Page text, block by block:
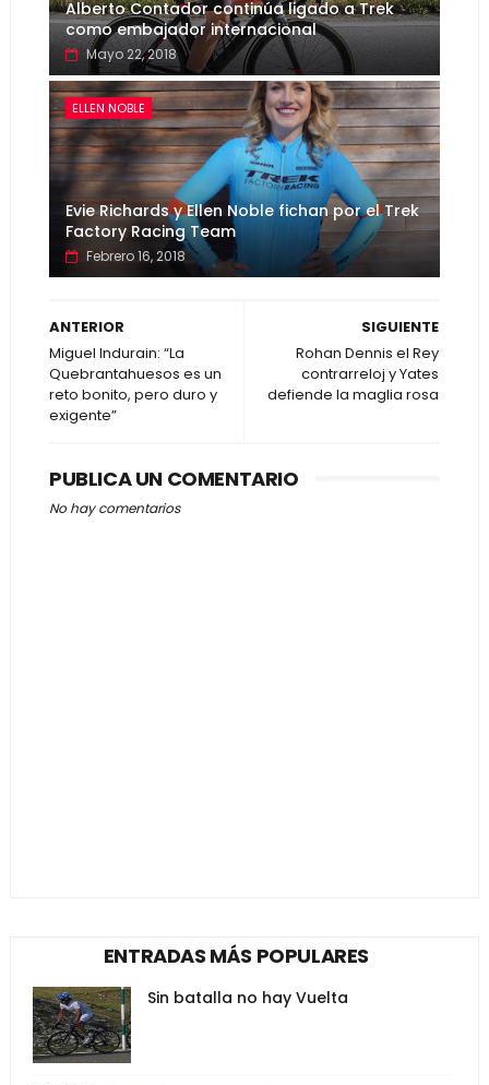
Alberto Contador continúa ligado a Trek
como embajador internacional
Mayo 22, 2018
ELLEN NOBLE
Evie Richards y Ellen Noble fichan por el Trek
Factory Racing Team
Febrero 16, 2018
SIGUIENTE
Rohan Dennis el Rey
contrarreloj y Yates
defiende la maglia rosa
ANTERIOR
Miguel Indurain: “La
Quebrantahuesos es un
reto bonito, pero duro y
exigente”
PUBLICA UN COMENTARIO
No hay comentarios
ENTRADAS MÁS POPULARES
Sin batalla no hay Vuelta